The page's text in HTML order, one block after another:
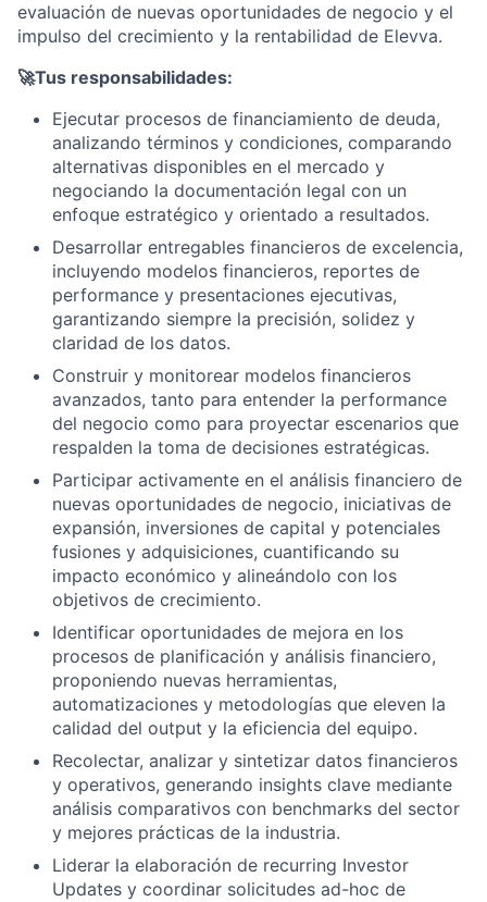
evaluación de nuevas oportunidades de negocio y el
impulso del crecimiento y la rentabilidad de Elevva.
🚀Tus responsabilidades:
Ejecutar procesos de financiamiento de deuda,
analizando términos y condiciones, comparando
alternativas disponibles en el mercado y
negociando la documentación legal con un
enfoque estratégico y orientado a resultados.
Desarrollar entregables financieros de excelencia,
incluyendo modelos financieros, reportes de
performance y presentaciones ejecutivas,
garantizando siempre la precisión, solidez y
claridad de los datos.
Construir y monitorear modelos financieros
avanzados, tanto para entender la performance
del negocio como para proyectar escenarios que
respalden la toma de decisiones estratégicas.
Participar activamente en el análisis financiero de
nuevas oportunidades de negocio, iniciativas de
expansión, inversiones de capital y potenciales
fusiones y adquisiciones, cuantificando su
impacto económico y alineándolo con los
objetivos de crecimiento.
Identificar oportunidades de mejora en los
procesos de planificación y análisis financiero,
proponiendo nuevas herramientas,
automatizaciones y metodologías que eleven la
calidad del output y la eficiencia del equipo.
Recolectar, analizar y sintetizar datos financieros
y operativos, generando insights clave mediante
análisis comparativos con benchmarks del sector
y mejores prácticas de la industria.
Liderar la elaboración de recurring Investor
Updates y coordinar solicitudes ad-hoc de